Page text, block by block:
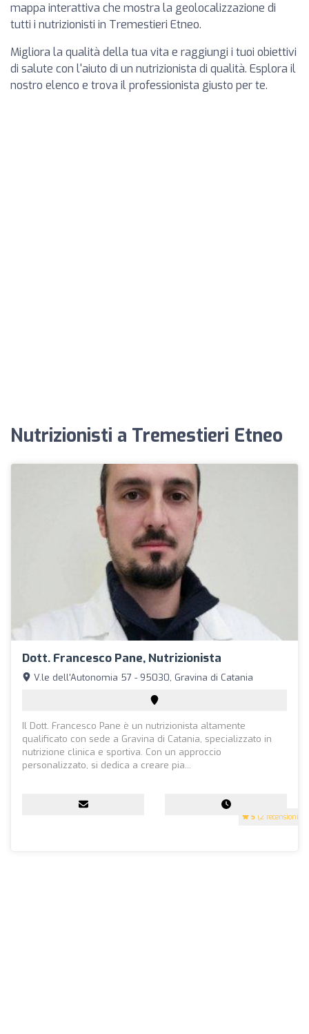
mappa interattiva che mostra la geolocalizzazione di
tutti i nutrizionisti in Tremestieri Etneo.
Migliora la qualità della tua vita e raggiungi i tuoi obiettivi
di salute con l'aiuto di un nutrizionista di qualità. Esplora il
nostro elenco e trova il professionista giusto per te.
Nutrizionisti a Tremestieri Etneo
Dott. Francesco Pane, Nutrizionista
5 (2 recensioni)
V.le dell'Autonomia 57 - 95030, Gravina di Catania
Il Dott. Francesco Pane è un nutrizionista altamente
qualificato con sede a Gravina di Catania, specializzato in
nutrizione clinica e sportiva. Con un approccio
personalizzato, si dedica a creare pia...